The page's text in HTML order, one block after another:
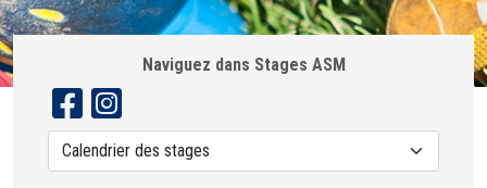
Naviguez dans Stages ASM